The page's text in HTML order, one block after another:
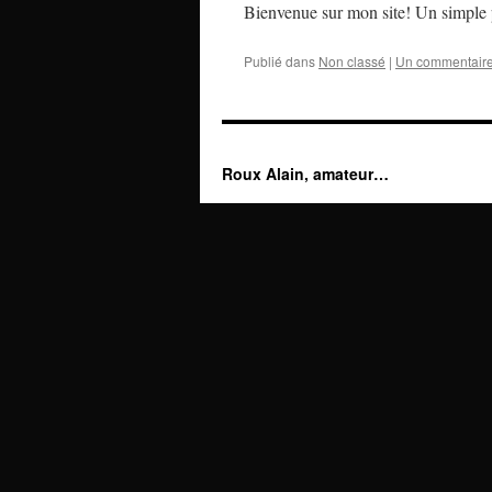
Bienvenue sur mon site! Un simple
Publié dans Non classé | Un commentaire
Roux Alain, amateur…